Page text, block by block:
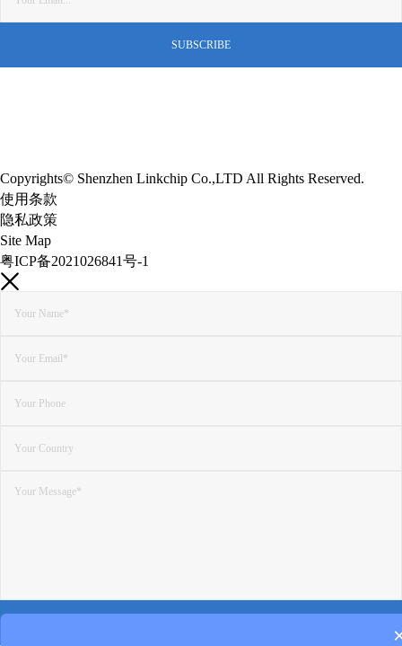
Copyrights© Shenzhen Linkchip Co.,LTD All Rights Reserved.
使用条款
隐私政策
Site Map
粤ICP备2021026841号-1